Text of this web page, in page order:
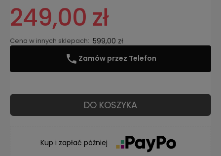
Times New Roman
Comic Cans
249,00 zł
Cena w innych sklepach: 599,00 zł
Zamów przez Telefon
DO KOSZYKA
Kup i zapłać później